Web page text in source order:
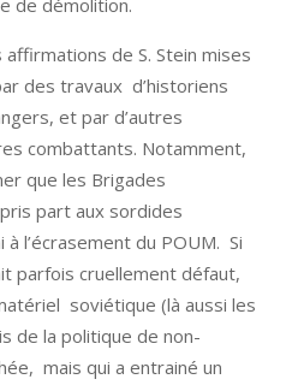
de démolition.
de S. Stein mises
des travaux d’historiens
et par d’autres
combattants. Notamment,
que les Brigades
part aux sordides
à l’écrasement du POUM. Si
parfois cruellement défaut,
soviétique (là aussi les
de la politique de non-
mais qui a entrainé un